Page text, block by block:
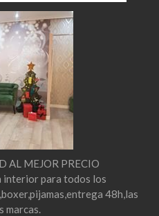
AL MEJOR PRECIO
interior para todos los
48h,las
marcas.